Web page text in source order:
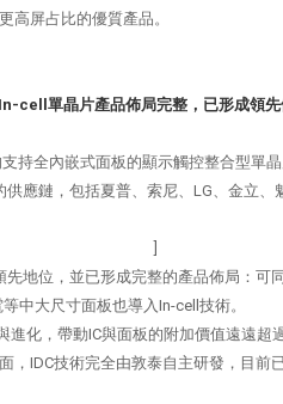
高屏占比的優質產品。
In-cell單晶片產品佈局完整，已形成領先
全內嵌式面板的顯示觸控整合型單
應鏈，包括夏普、索尼、LG、金立
位，並已形成完整的產品佈局：可
中大尺寸面板也導入In-cell技術。
化，帶動IC與面板的附加價值遠遠
IDC技術完全由敦泰自主研發，目